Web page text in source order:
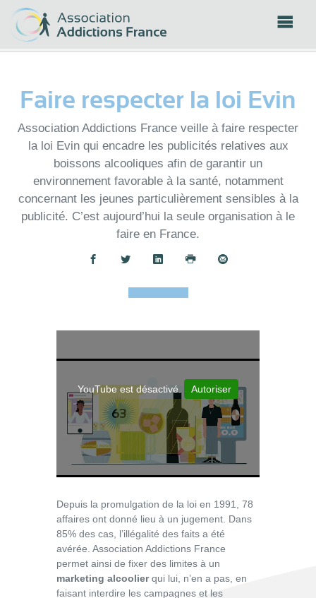
Faire respecter la loi Evin
Association Addictions France veille à faire respecter
la loi Evin qui encadre les publicités relatives aux
boissons alcooliques afin de garantir un
environnement favorable à la santé, notamment
concernant les jeunes particulièrement sensibles à la
publicité. C’est aujourd’hui la seule organisation à le
faire en France.
Partager :
YouTube est désactivé. Autoriser
Depuis la promulgation de la loi en 1991, 78
affaires ont donné lieu à un jugement. Dans
85% des cas, l’illégalité des faits a été
avérée. Association Addictions France
permet ainsi de fixer des limites à un
marketing alcoolierqui lui, n’en a pas, en
faisant interdire les campagnes et les
Panneau de gestion des cookies